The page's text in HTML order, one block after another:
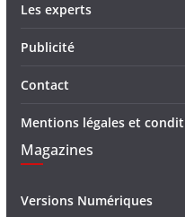
Les experts
Publicité
Contact
Mentions légales et
Magazines
Versions Numériques